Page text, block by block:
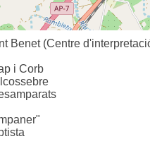
Benet (Centre
i Corb